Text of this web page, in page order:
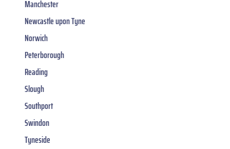
Manchester
Newcastle upon Tyne
Norwich
Peterborough
Reading
Slough
Southport
Swindon
Tyneside